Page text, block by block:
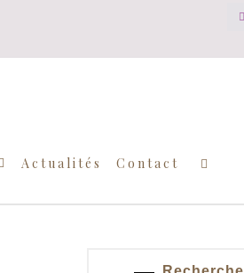
Actualités Contact